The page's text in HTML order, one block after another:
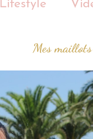
Lifestyle
Mes